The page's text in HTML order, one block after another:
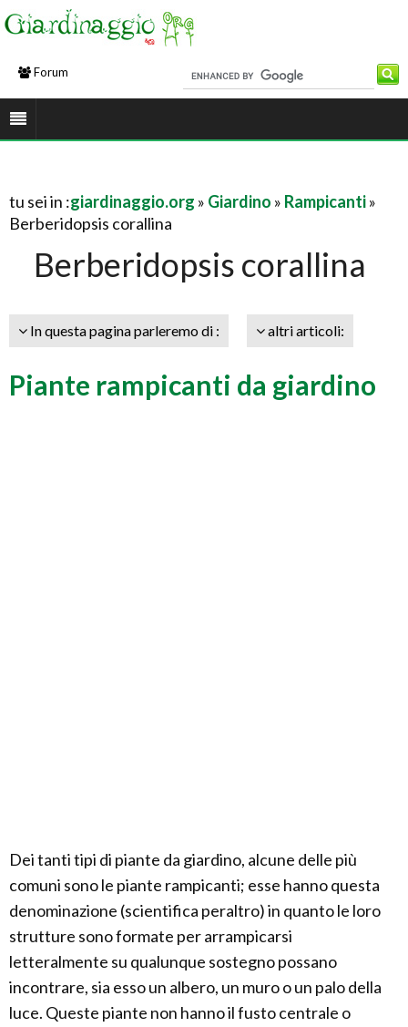
Forum
tu sei in :giardinaggio.org » Giardino » Rampicanti»
Berberidopsis corallina
Berberidopsis corallina
In questa pagina parleremo di : altri articoli:
Piante rampicanti da giardino
Dei tanti tipi di piante da giardino, alcune delle più
comuni sono le piante rampicanti; esse hanno questa
denominazione (scientifica peraltro) in quanto le loro
strutture sono formate per arrampicarsi
letteralmente su qualunque sostegno possano
incontrare, sia esso un albero, un muro o un palo della
luce. Queste piante non hanno il fusto centrale o